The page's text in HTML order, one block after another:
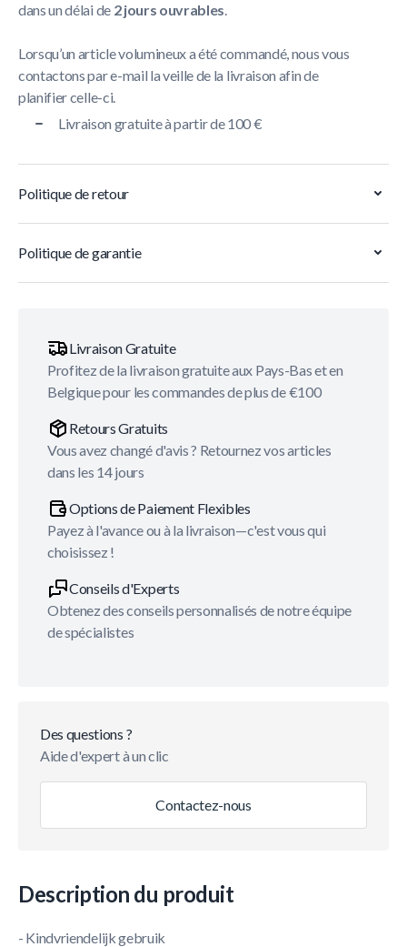
dans un délai de 2 jours ouvrables.
Lorsqu’un article volumineux a été commandé, nous vous
contactons par e-mail la veille de la livraison afin de
planifier celle-ci.
Livraison gratuite à partir de 100 €
Politique de retour
Politique de garantie
Livraison Gratuite
Profitez de la livraison gratuite aux Pays-Bas et en
Belgique pour les commandes de plus de €100
Retours Gratuits
Vous avez changé d'avis ? Retournez vos articles
dans les 14 jours
Options de Paiement Flexibles
Payez à l'avance ou à la livraison—c'est vous qui
choisissez !
Conseils d'Experts
Obtenez des conseils personnalisés de notre équipe
de spécialistes
Des questions ?
Aide d'expert à un clic
Contactez-nous
Description du produit
- Kindvriendelijk gebruik